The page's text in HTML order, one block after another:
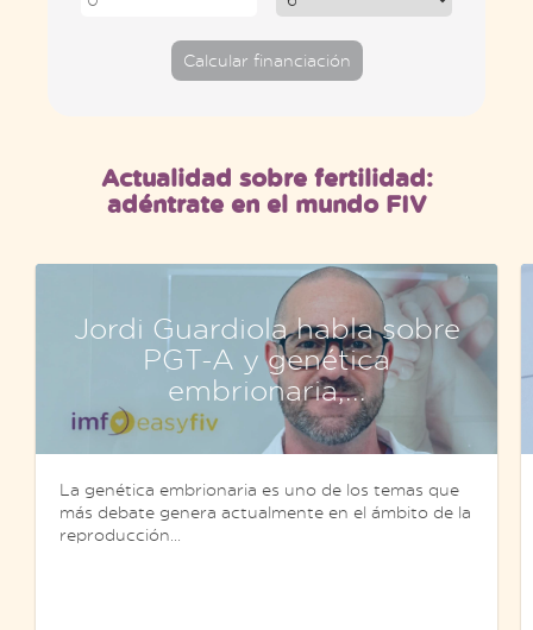
Calcular financiación
Actualidad sobre fertilidad:
adéntrate en el mundo FIV
Jordi Guardiola habla sobre
PGT-A y genética
embrionaria,...
La genética embrionaria es uno de los temas que
más debate genera actualmente en el ámbito de la
reproducción...